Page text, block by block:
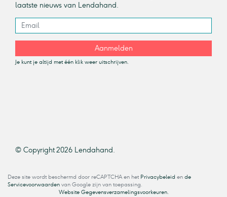
laatste nieuws van Lendahand.
Aanmelden
Je kunt je altijd met één klik weer uitschrijven.
© Copyright 2026 Lendahand.
Deze site wordt beschermd door reCAPTCHA en het Privacybeleid en de
Servicevoorwaarden van Google zijn van toepassing.
Website Gegevensverzamelingsvoorkeuren.